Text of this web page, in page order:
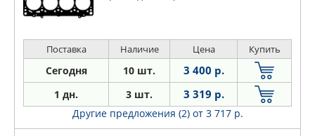
Поставка Наличие Цена Купить
Сегодня 10 шт. 3 400 р.
1 дн. 3 шт. 3 319 р.
Другие предложения (2) от 3 717 р.